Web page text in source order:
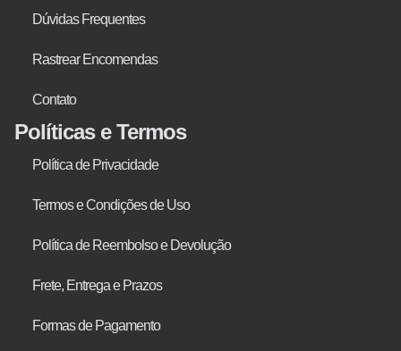
Dúvidas Frequentes
Rastrear Encomendas
Contato
Políticas e Termos
Política de Privacidade
Termos e Condições de Uso
Política de Reembolso e Devolução
Frete, Entrega e Prazos
Formas de Pagamento